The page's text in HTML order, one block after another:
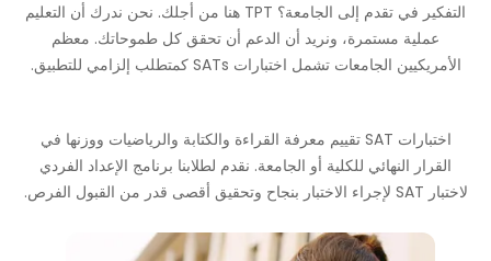
التفكير في تقدم
إلى الجامعة؟ TPT هنا من أجلك. نحن ندرك أن التعليم
عملية مستمرة، ونريد أن الدعم أن تحقق كل طموحاتك. معظم
الأمريكيين الجامعات تشمل اختبارات SATs كمتطلب إلزامي للتطبيق.
اختبارات SAT
تقييم معرفة القراءة والكتابة والرياضيات ووزنها في
القرار النهائي للكلية أو الجامعة. نقدم لطلابنا برنامج الإعداد الفردي
لاختبار SAT
لإجراء الاختبار بنجاح وتحقيق أقصى قدر من القبول الفرص.